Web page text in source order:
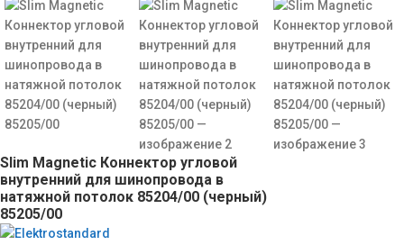
Slim Magnetic Коннектор угловой
внутренний для шинопровода в
натяжной потолок 85204/00 (черный)
85205/00